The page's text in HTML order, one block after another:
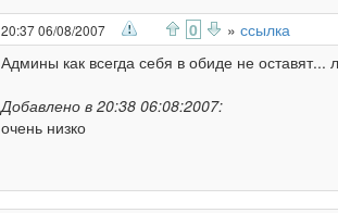
20:37 06/08/2007 0 » ссылка
Админы как всегда себя в обиде не оставят...
Добавлено в 20:38 06:08:2007:
очень низко